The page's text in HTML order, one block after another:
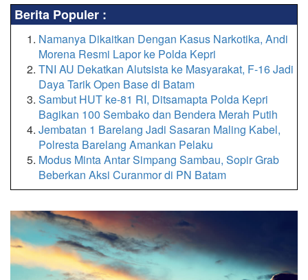
Berita Populer :
Namanya Dikaitkan Dengan Kasus Narkotika, Andi
Morena Resmi Lapor ke Polda Kepri
TNI AU Dekatkan Alutsista ke Masyarakat, F-16 Jadi
Daya Tarik Open Base di Batam
Sambut HUT ke-81 RI, Ditsamapta Polda Kepri
Bagikan 100 Sembako dan Bendera Merah Putih
Jembatan 1 Barelang Jadi Sasaran Maling Kabel,
Polresta Barelang Amankan Pelaku
Modus Minta Antar Simpang Sambau, Sopir Grab
Beberkan Aksi Curanmor di PN Batam